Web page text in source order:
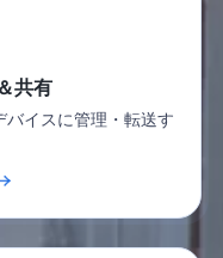
共有
イスに管理・転送す